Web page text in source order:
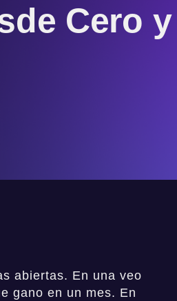
Cero
abiertas. En una veo
gano en un mes. En